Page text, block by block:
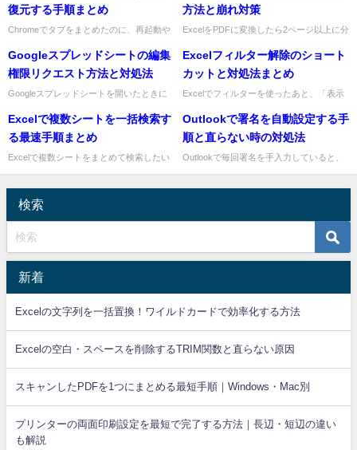
まで徹底考察！』が公開さ...
てきました。先に結論をお伝...
復元する手順まとめ
Chromeでタブをまとめたのに、再起動や
事中は、調べ物の途中や案件ごとのタブ構
成をすぐ戻せるかどうか...
方法と崩れ対策
ExcelをPDFに変換したら2ページ以上に分
きすぎる。そんなときは、印刷設定で「シ
ートを1ページに印...
Googleスプレッドシートの編集
権限リクエスト方法と対処法
Googleスプレッドシートを開いたときに
いで作業が進められなくて困ることがあり
ますよね。そんなときは...
Excelフィルター解除のショート
カットと対処法まとめ
Excelでフィルターを使ったあと、「表示
をすぐ知りたい」と焦ること、ありますよ
ね。私も集計前にフィル...
Excelで複数シートを一括検索す
る最速手順まとめ
Excelで複数シートをまとめて検索したい
わざわざシートを1枚ず...
Outlookで署名を自動設定する手
順と直らない時の対処法
Outlookで毎回署名を手入力していると、
検索
新着
Excelの文字列を一括置換！ワイルドカードで効率化する方法
Excelの空白・スペースを削除するTRIM関数と直らない原因
スキャンしたPDFを1つにまとめる最短手順｜Windows・Mac別
プリンターの両面印刷設定を最短で完了する方法｜長辺・短辺の違い
も解説